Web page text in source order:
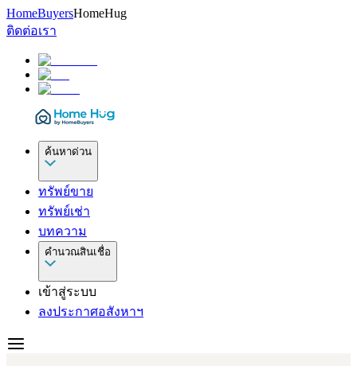
HomeBuyersHomeHug
ติดต่อเรา
ค้นหาด่วน
ทรัพย์ขาย
ทรัพย์เช่า
บทความ
คำนวณสินเชื่อ
เข้าสู่ระบบ
ลงประกาศอสังหาฯ